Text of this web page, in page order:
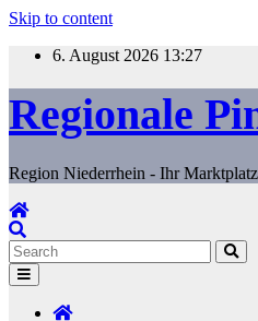
Skip to content
6. August 2026 13:27
Regionale
Region Niederrhein - Ihr